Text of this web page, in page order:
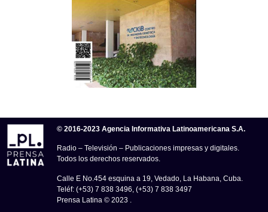
© 2016-2023 Agencia Informativa Latinoamericana S.A.
Radio – Televisión – Publicaciones impresas y digitales.
Todos los derechos reservados.
Calle E No.454 esquina a 19, Vedado, La Habana, Cuba.
Teléf: (+53) 7 838 3496, (+53) 7 838 3497
Prensa Latina © 2023 .